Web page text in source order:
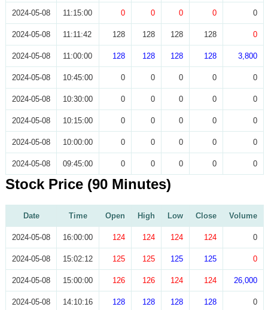
2024-05-08 11:15:00 0 0 0 0 0
2024-05-08 11:11:42 128 128 128 128 0
2024-05-08 11:00:00 128 128 128 128 3,800
2024-05-08 10:45:00 0 0 0 0 0
2024-05-08 10:30:00 0 0 0 0 0
2024-05-08 10:15:00 0 0 0 0 0
2024-05-08 10:00:00 0 0 0 0 0
2024-05-08 09:45:00 0 0 0 0 0
Stock Price (90 Minutes)
Date Time Open High Low Close Volume
2024-05-08 16:00:00 124 124 124 124 0
2024-05-08 15:02:12 125 125 125 125 0
2024-05-08 15:00:00 126 126 124 124 26,000
2024-05-08 14:10:16 128 128 128 128 0